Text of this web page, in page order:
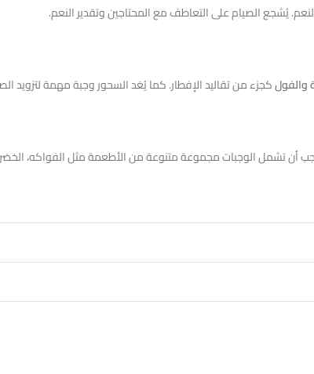
يُشجع الصيام على التعاطف مع المحتاجين وتقدير النعم.
والفولكجزء من تقاليد الإفطار. كما يُعَد السحور وجبة مهمة لتزويد
أن تشمل الوجبات مجموعة متنوعة من الأطعمة مثل الفواكه،